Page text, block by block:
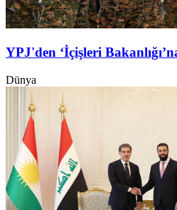
YPJ'den ‘İçişleri
Dünya